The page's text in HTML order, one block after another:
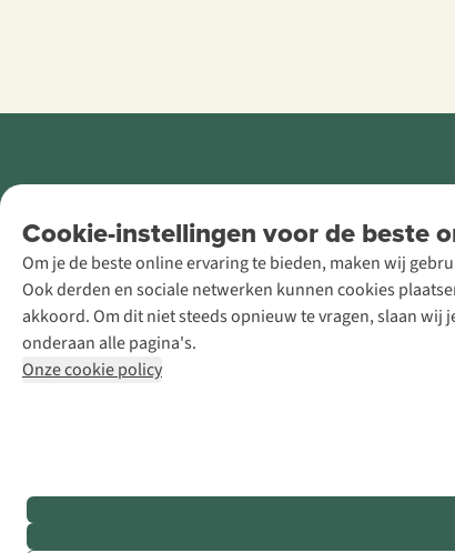
Cookie-instellingen voor de beste
Om je de beste online ervaring te bieden, maken wij
Ook derden en sociale netwerken kunnen cookies
akkoord. Om dit niet steeds opnieuw te vragen, slaan
onderaan alle pagina's.
Onze cookie policy
Retail Concepts
NV,
Smallandlaan
9, B-2660
Hoboken
+32 (0)3 828
30 15